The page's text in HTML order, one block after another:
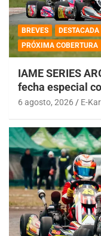
BREVES DESTACADA
PRÓXIMA COBERTURA
IAME SERIES
fecha especial
6 agosto, 2026 E-